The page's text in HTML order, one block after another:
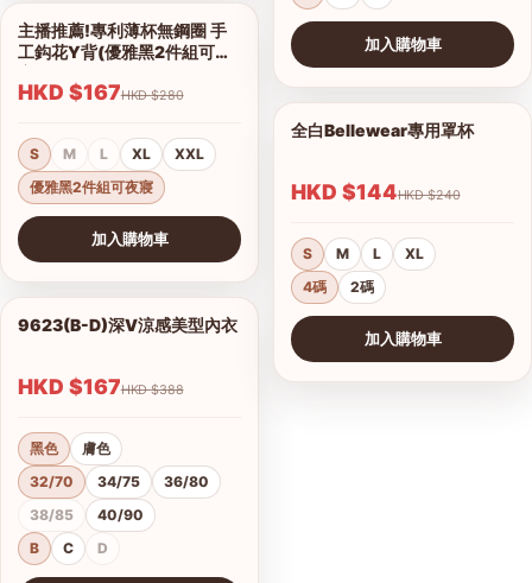
1/2
主播推薦!專利薄杯無鋼圈 手
工鈎花Y背(優雅黑2件組可夜
HKD $167 HKD $280
S M L XL
XXL
優雅黑2件組可夜寢
加入購物車
1/2
查看圖片
9623(B-D)深V涼感美型內衣
HKD $167 HKD $388
黑色
膚色
32/70
34/75
36/80
38/85
40/90
B
C D
加入購物車
查看圖片
全白Bellewear專用罩杯
HKD $144 HKD $240
S M L
XL
4碼
2碼
加入購物車